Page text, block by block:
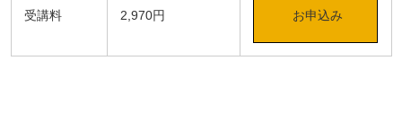
受講料 2,970円 お申込み